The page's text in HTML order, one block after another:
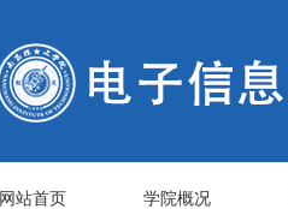
网站首页 学院概况